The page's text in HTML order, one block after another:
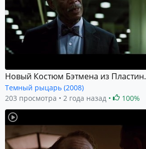
Новый Костюм Бэтмена из Пластин.
Темный рыцарь (2008)
203 просмотра
2 года назад 100%